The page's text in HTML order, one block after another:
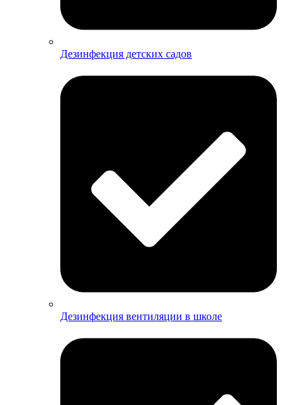
Дезинфекция детских садов
Дезинфекция вентиляции в школе